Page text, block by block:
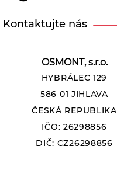
OSMONT, s.r.o.
HYBRÁLEC 129
586 01 JIHLAVA
ČESKÁ REPUBLIKA
IČO: 26298856
DIČ: CZ26298856
Kontaktujte nás